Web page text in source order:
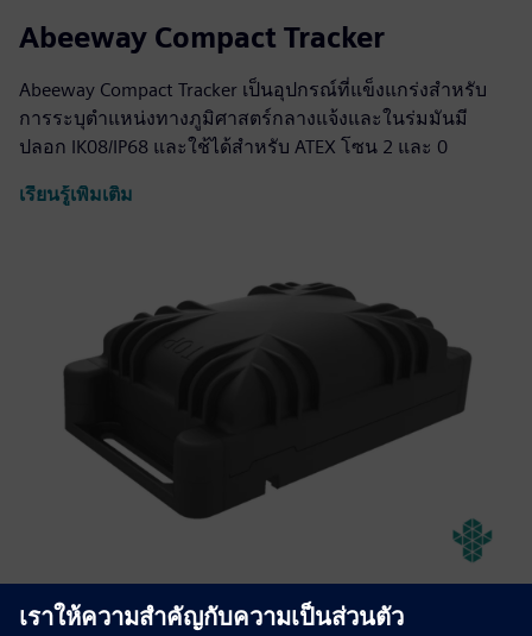
Abeeway Compact Tracker
Abeeway Compact Tracker เป็นอุปกรณ์ที่แข็งแกร่งสำหรับ
การระบุตำแหน่งทางภูมิศาสตร์กลางแจ้งและในร่มมันมี
ปลอก IK08/IP68 และใช้ได้สำหรับ ATEX โซน 2 และ 0
เรียนรู้เพิ่มเติม
Abeeway Robust Manageable